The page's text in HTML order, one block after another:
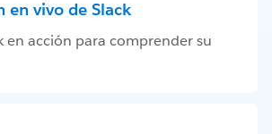
en vivo de Slack
en acción para comprender su